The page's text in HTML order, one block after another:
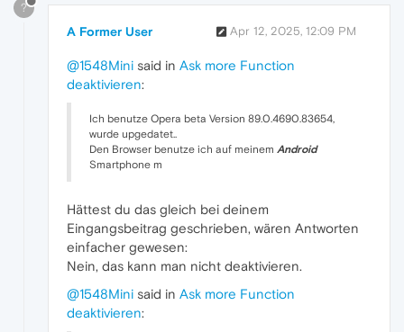
?
A Former User Apr 12, 2025, 12:09 PM
@1548Mini said in Ask more Function
deaktivieren:
Ich benutze Opera beta Version 89.0.4690.83654,
wurde upgedatet..
Den Browser benutze ich auf meinem Android
Smartphone m
Hättest du das gleich bei deinem
Eingangsbeitrag geschrieben, wären Antworten
einfacher gewesen:
Nein, das kann man nicht deaktivieren.
@1548Mini said in Ask more Function
deaktivieren: